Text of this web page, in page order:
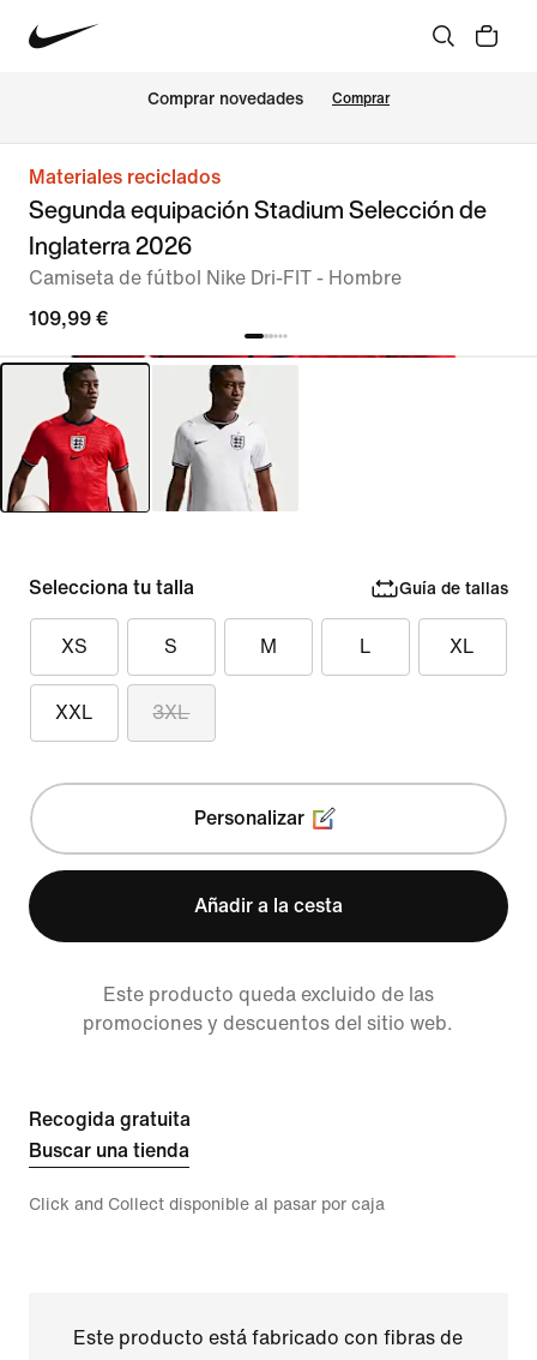
Comprar novedades Comprar
Materiales reciclados
Segunda equipación Stadium Selección de
Inglaterra 2026
Camiseta de fútbol Nike Dri-FIT - Hombre
109,99 €
Selecciona tu talla Guía de tallas
XS S M L XL
XXL 3XL
Personalizar
Añadir a la cesta
Este producto queda excluido de las
promociones y descuentos del sitio web.
Recogida gratuita
Buscar una tienda
Click and Collect disponible al pasar por caja
Este producto está fabricado con fibras de